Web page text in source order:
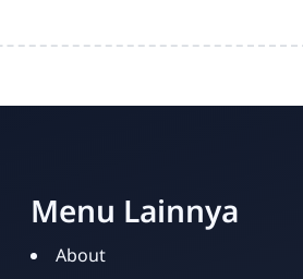
Menu Lainnya
About